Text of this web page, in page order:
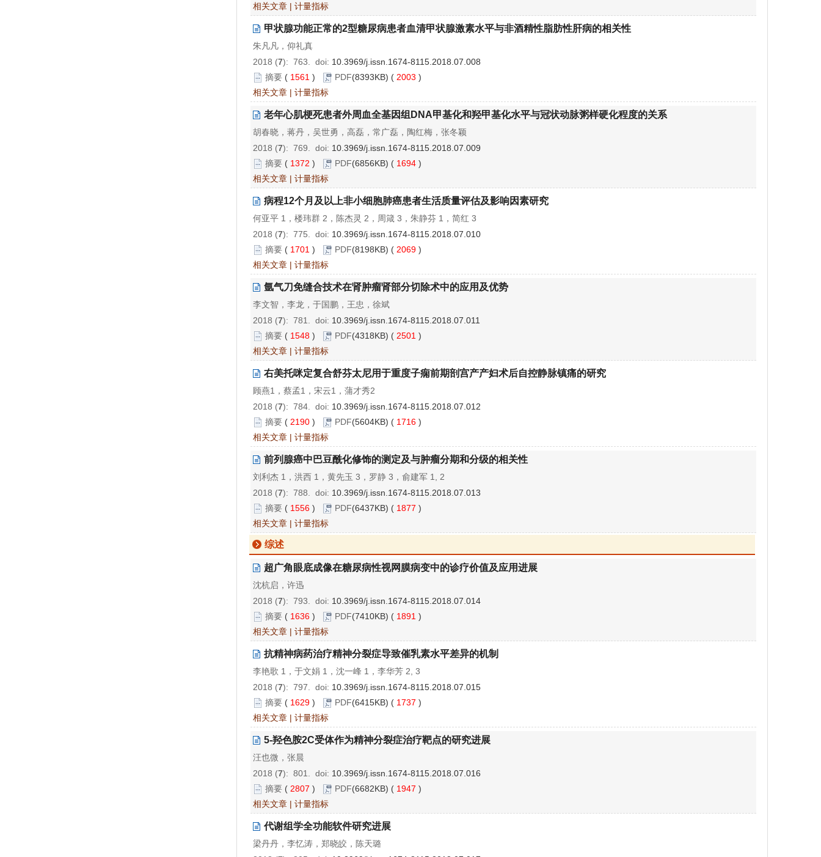
相关文章 | 计量指标
甲状腺功能正常的2型糖尿病患者血清甲状腺激素水平与非酒精性脂肪性肝病的相关性
朱凡凡，仰礼真
2018 (7): 763. doi: 10.3969/j.issn.1674-8115.2018.07.008
摘要 ( 1561 ) PDF(8393KB) ( 2003 )
相关文章 | 计量指标
老年心肌梗死患者外周血全基因组DNA甲基化和羟甲基化水平与冠状动脉粥样硬化程度的关系
胡春晓，蒋丹，吴世勇，高磊，常广磊，陶红梅，张冬颖
2018 (7): 769. doi: 10.3969/j.issn.1674-8115.2018.07.009
摘要 ( 1372 ) PDF(6856KB) ( 1694 )
相关文章 | 计量指标
病程12个月及以上非小细胞肺癌患者生活质量评估及影响因素研究
何亚平 1，楼玮群 2，陈杰灵 2，周箴 3，朱静芬 1，简红 3
2018 (7): 775. doi: 10.3969/j.issn.1674-8115.2018.07.010
摘要 ( 1701 ) PDF(8198KB) ( 2069 )
相关文章 | 计量指标
氩气刀免缝合技术在肾肿瘤肾部分切除术中的应用及优势
李文智，李龙，于国鹏，王忠，徐斌
2018 (7): 781. doi: 10.3969/j.issn.1674-8115.2018.07.011
摘要 ( 1548 ) PDF(4318KB) ( 2501 )
相关文章 | 计量指标
右美托咪定复合舒芬太尼用于重度子痫前期剖宫产产妇术后自控静脉镇痛的研究
顾燕1，蔡孟1，宋云1，蒲才秀2
2018 (7): 784. doi: 10.3969/j.issn.1674-8115.2018.07.012
摘要 ( 2190 ) PDF(5604KB) ( 1716 )
相关文章 | 计量指标
前列腺癌中巴豆酰化修饰的测定及与肿瘤分期和分级的相关性
刘利杰 1，洪西 1，黄先玉 3，罗静 3，俞建军 1, 2
2018 (7): 788. doi: 10.3969/j.issn.1674-8115.2018.07.013
摘要 ( 1556 ) PDF(6437KB) ( 1877 )
相关文章 | 计量指标
综述
超广角眼底成像在糖尿病性视网膜病变中的诊疗价值及应用进展
沈杭启，许迅
2018 (7): 793. doi: 10.3969/j.issn.1674-8115.2018.07.014
摘要 ( 1636 ) PDF(7410KB) ( 1891 )
相关文章 | 计量指标
抗精神病药治疗精神分裂症导致催乳素水平差异的机制
李艳歌 1，于文娟 1，沈一峰 1，李华芳 2, 3
2018 (7): 797. doi: 10.3969/j.issn.1674-8115.2018.07.015
摘要 ( 1629 ) PDF(6415KB) ( 1737 )
相关文章 | 计量指标
5-羟色胺2C受体作为精神分裂症治疗靶点的研究进展
汪也微，张晨
2018 (7): 801. doi: 10.3969/j.issn.1674-8115.2018.07.016
摘要 ( 2807 ) PDF(6682KB) ( 1947 )
相关文章 | 计量指标
代谢组学全功能软件研究进展
梁丹丹，李忆涛，郑晓皎，陈天璐